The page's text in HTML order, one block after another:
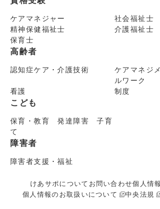
ケアマネジャー
社会福祉士
精神保健福祉士
介護福祉士
保育士
高齢者
認知症ケア・介護技術
ケアマネジ
ルワーク
看護
制度
こども
保育・教育 発達障害 子育
て
障害者
障害者支援・福祉
けあサポについて お問い合わせ個人情
個人情報のお取扱いについて
中央法規